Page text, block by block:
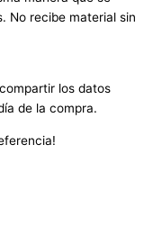
No recibe material sin
los datos
de la compra.